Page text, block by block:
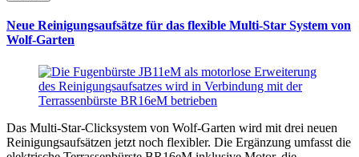
Neue Reinigungsaufsätze für das flexible Multi-Star System von
Wolf-Garten
Das Multi-Star-Clicksystem von Wolf-Garten wird mit drei neuen
Reinigungsaufsätzen jetzt noch flexibler. Die Ergänzung umfasst die